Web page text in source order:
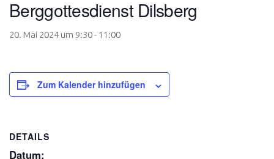
Berggottesdienst Dilsberg
20. Mai 2024 um 9:30- 11:00
Zum Kalender hinzufügen
DETAILS
Datum: